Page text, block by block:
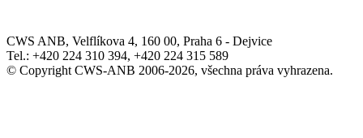
CWS ANB, Velflíkova 4, 160 00, Praha 6 - Dejvice
Tel.: +420 224 310 394, +420 224 315 589
© Copyright CWS-ANB 2006-2026, všechna práva vyhrazena.